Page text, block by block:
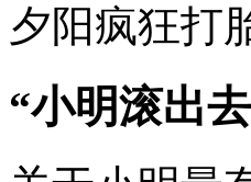
夕阳疯狂打
“小明滚出